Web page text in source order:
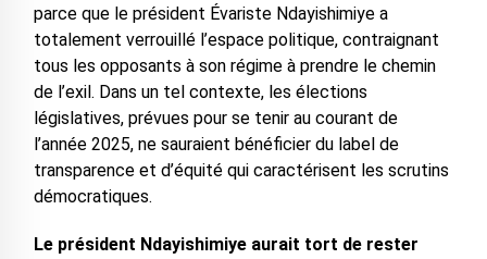
parce que le président Évariste Ndayishimiye a
totalement verrouillé l’espace politique, contraignant
tous les opposants à son régime à prendre le chemin
de l’exil. Dans un tel contexte, les élections
législatives, prévues pour se tenir au courant de
l’année 2025, ne sauraient bénéficier du label de
transparence et d’équité qui caractérisent les scrutins
démocratiques.
Le président Ndayishimiye aurait tort de rester